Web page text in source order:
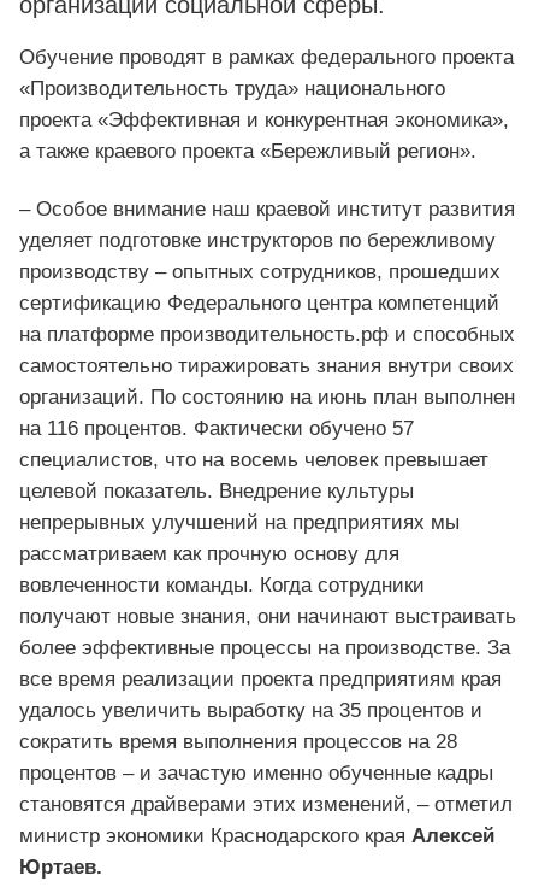
Обучение проводят в рамках федерального проекта
«Производительность труда» национального
проекта «Эффективная и конкурентная экономика»,
а также краевого проекта «Бережливый регион».
– Особое внимание наш краевой институт развития
уделяет подготовке инструкторов по бережливому
производству – опытных сотрудников, прошедших
сертификацию Федерального центра компетенций
на платформе производительность.рф и способных
самостоятельно тиражировать знания внутри своих
организаций. По состоянию на июнь план выполнен
на 116 процентов. Фактически обучено 57
специалистов, что на восемь человек превышает
целевой показатель. Внедрение культуры
непрерывных улучшений на предприятиях мы
рассматриваем как прочную основу для
вовлеченности команды. Когда сотрудники
получают новые знания, они начинают выстраивать
более эффективные процессы на производстве. За
все время реализации проекта предприятиям края
удалось увеличить выработку на 35 процентов и
сократить время выполнения процессов на 28
процентов – и зачастую именно обученные кадры
становятся драйверами этих изменений, – отметил
министр экономики Краснодарского края Алексей
Юртаев.